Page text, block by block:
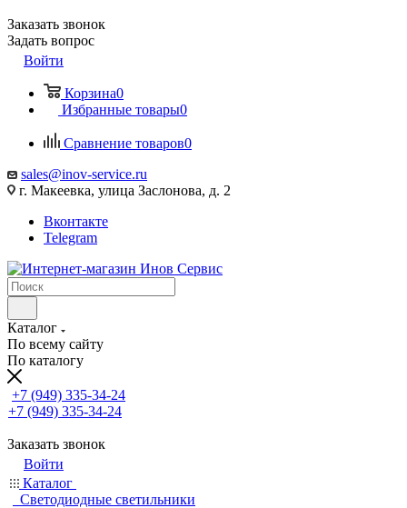
Заказать звонок
Задать вопрос
Войти
Корзина0
Избранные товары0
Сравнение товаров0
sales@inov-service.ru
г. Макеевка, улица Заслонова, д. 2
Вконтакте
Telegram
Каталог
По всему сайту
По каталогу
+7 (949) 335-34-24
+7 (949) 335-34-24
Заказать звонок
Войти
Каталог
Светодиодные светильники